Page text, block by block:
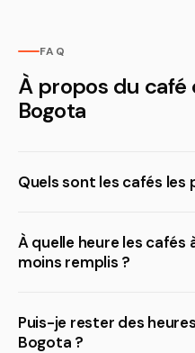
FAQ
À propos du café
Bogota
Quels sont les cafés les
À quelle heure les
moins remplis ?
Puis-je rester des
Bogota ?